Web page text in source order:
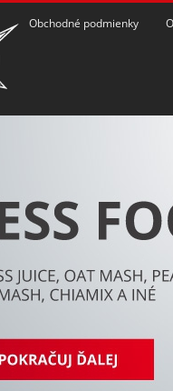
Obchodné podmienky